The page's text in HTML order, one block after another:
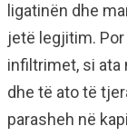
ligatinën dhe
jetë legjitim.
infiltrimet, si ata
dhe të ato të
parasheh në